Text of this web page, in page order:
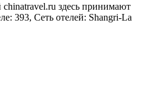
здесь принимают
393, Сеть отелей: Shangri-La